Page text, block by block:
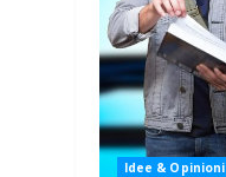
Idee & Opinioni